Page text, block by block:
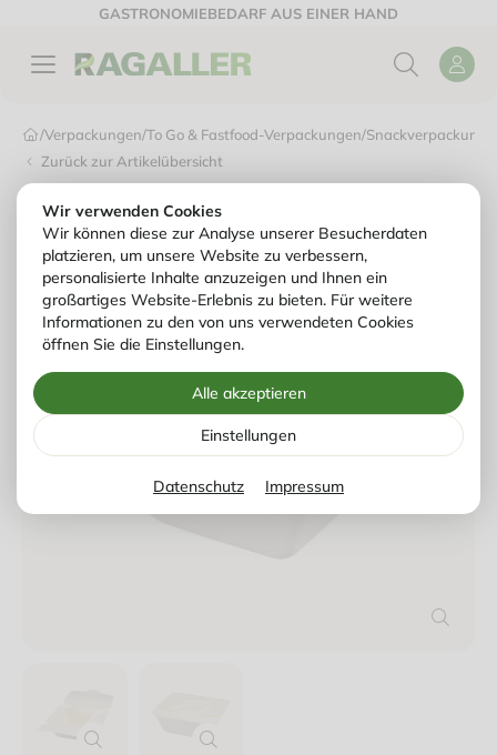
Wir verwenden Cookies
Wir können diese zur Analyse unserer Besucherdaten
platzieren, um unsere Website zu verbessern,
personalisierte Inhalte anzuzeigen und Ihnen ein
großartiges Website-Erlebnis zu bieten. Für weitere
Informationen zu den von uns verwendeten Cookies
öffnen Sie die Einstellungen.
Alle akzeptieren
Einstellungen
Datenschutz Impressum
GASTRONOMIEBEDARF AUS EINER HAND
/Verpackungen/To Go & Fastfood-Verpackungen/
Zurück zur Artikelübersicht